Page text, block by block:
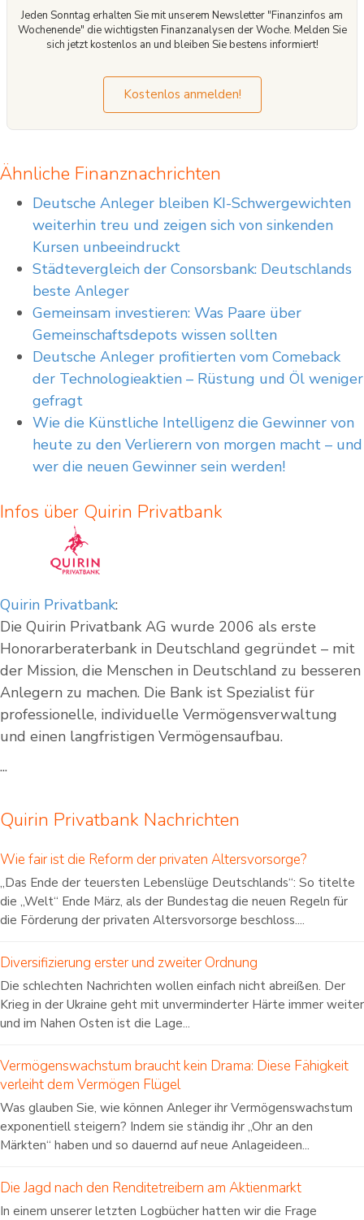
Jeden Sonntag erhalten Sie mit unserem Newsletter "Finanzinfos am
Wochenende" die wichtigsten Finanzanalysen der Woche. Melden Sie
sich jetzt kostenlos an und bleiben Sie bestens informiert!
Kostenlos anmelden!
Ähnliche Finanznachrichten
Deutsche Anleger bleiben KI-Schwergewichten
weiterhin treu und zeigen sich von sinkenden
Kursen unbeeindruckt
Städtevergleich der Consorsbank: Deutschlands
beste Anleger
Gemeinsam investieren: Was Paare über
Gemeinschaftsdepots wissen sollten
Deutsche Anleger profitierten vom Comeback
der Technologieaktien – Rüstung und Öl weniger
gefragt
Wie die Künstliche Intelligenz die Gewinner von
heute zu den Verlierern von morgen macht – und
wer die neuen Gewinner sein werden!
Infos über Quirin Privatbank
Quirin Privatbank:
Die Quirin Privatbank AG wurde 2006 als erste
Honorarberaterbank in Deutschland gegründet – mit
der Mission, die Menschen in Deutschland zu besseren
Anlegern zu machen. Die Bank ist Spezialist für
professionelle, individuelle Vermögensverwaltung
und einen langfristigen Vermögensaufbau.
...
Quirin Privatbank Nachrichten
Wie fair ist die Reform der privaten Altersvorsorge?
„Das Ende der teuersten Lebenslüge Deutschlands“: So titelte
die „Welt“ Ende März, als der Bundestag die neuen Regeln für
die Förderung der privaten Altersvorsorge beschloss....
Diversifizierung erster und zweiter Ordnung
Die schlechten Nachrichten wollen einfach nicht abreißen. Der
Krieg in der Ukraine geht mit unverminderter Härte immer weiter
und im Nahen Osten ist die Lage...
Vermögenswachstum braucht kein Drama: Diese Fähigkeit
verleiht dem Vermögen Flügel
Was glauben Sie, wie können Anleger ihr Vermögenswachstum
exponentiell steigern? Indem sie ständig ihr „Ohr an den
Märkten“ haben und so dauernd auf neue Anlageideen...
Die Jagd nach den Renditetreibern am Aktienmarkt
In einem unserer letzten Logbücher hatten wir die Frage